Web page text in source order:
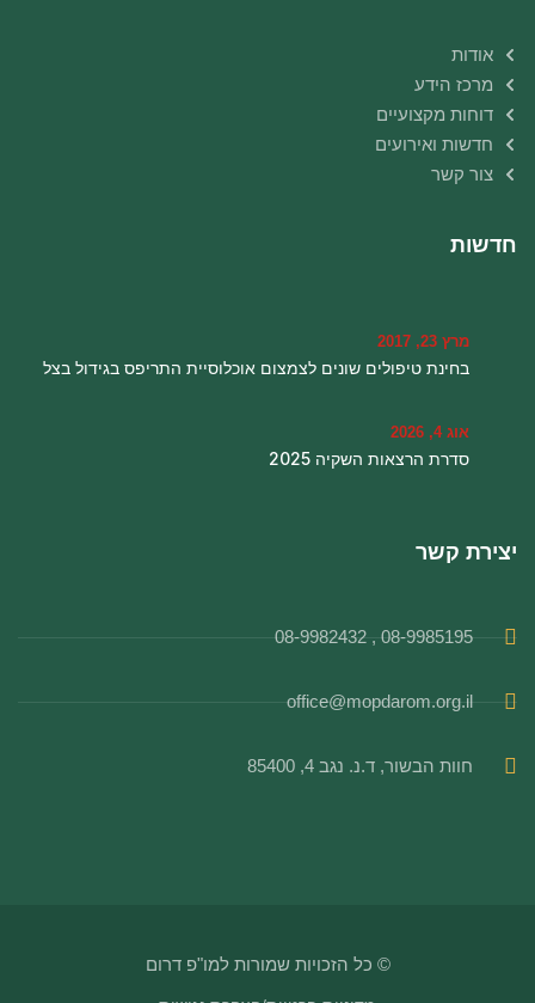
אודות
מרכז הידע
דוחות מקצועיים
חדשות ואירועים
צור קשר
חדשות
מרץ 23, 2017
בחינת טיפולים שונים לצמצום אוכלוסיית התריפס בגידול בצל
אוג 4, 2026
סדרת הרצאות השקיה 2025
יצירת קשר
08-9985195 , 08-9982432
office@mopdarom.org.il
חוות הבשור, ד.נ. נגב 4, 85400
© כל הזכויות שמורות למו"פ דרום